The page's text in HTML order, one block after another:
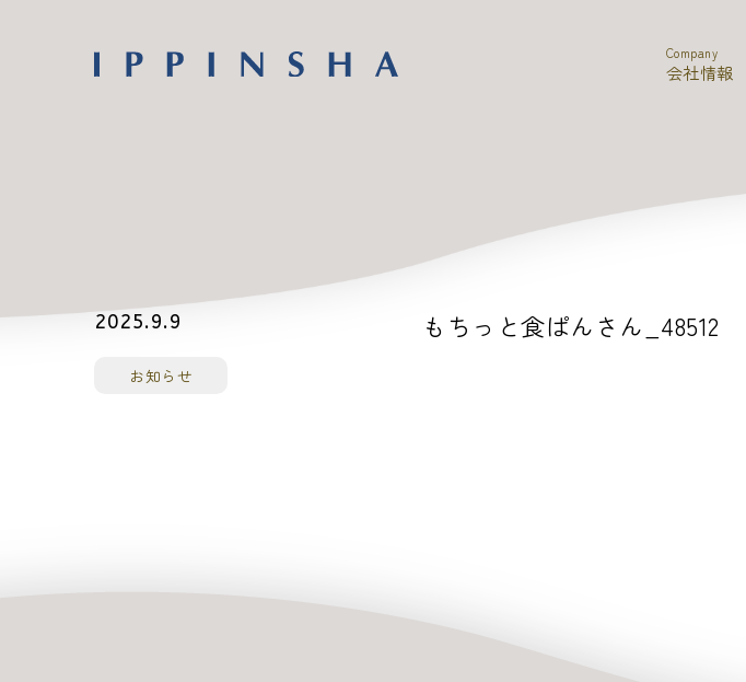
Company
会社情報
2025.9.9
お知らせ
もちっと食ぱんさん_48512